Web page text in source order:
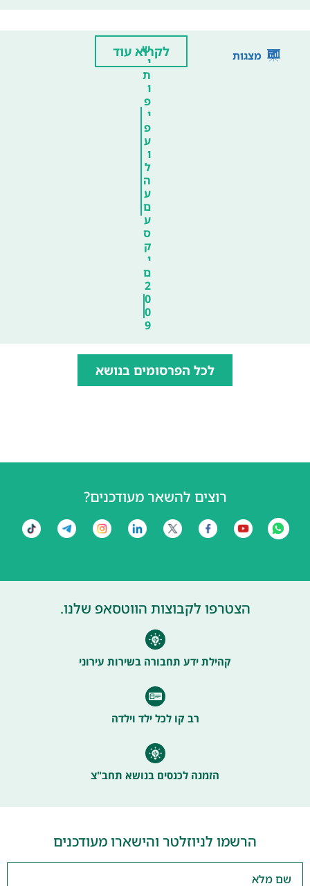
מצגות
ש
י
ת
ו
פ
י
פ
ע
ו
ל
ה
ע
ם
ע
ס
ק
י
ם
2
0
0
9
לקרוא עוד
לכל הפרסומים בנושא
רוצים להשאר מעודכנים?
הצטרפו לקבוצות הווטסאפ שלנו.
קהילת ידע תחבורה בשירות עירוני
רב קו לכל ילד וילדה
הזמנה לכנסים בנושא תחב"צ
הרשמו לניוזלטר והישארו מעודכנים